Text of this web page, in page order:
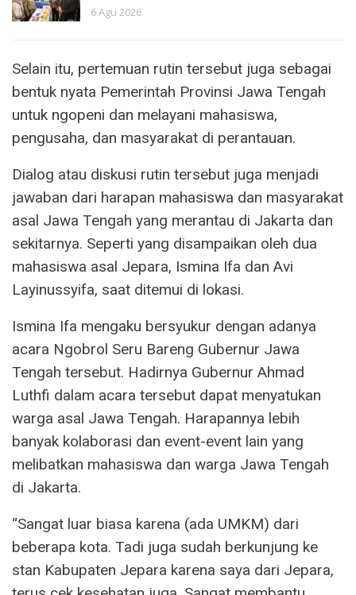
6 Agu 2026
Selain itu, pertemuan rutin tersebut juga sebagai
bentuk nyata Pemerintah Provinsi Jawa Tengah
untuk ngopeni dan melayani mahasiswa,
pengusaha, dan masyarakat di perantauan.
Dialog atau diskusi rutin tersebut juga menjadi
jawaban dari harapan mahasiswa dan masyarakat
asal Jawa Tengah yang merantau di Jakarta dan
sekitarnya. Seperti yang disampaikan oleh dua
mahasiswa asal Jepara, Ismina Ifa dan Avi
Layinussyifa, saat ditemui di lokasi.
Ismina Ifa mengaku bersyukur dengan adanya
acara Ngobrol Seru Bareng Gubernur Jawa
Tengah tersebut. Hadirnya Gubernur Ahmad
Luthfi dalam acara tersebut dapat menyatukan
warga asal Jawa Tengah. Harapannya lebih
banyak kolaborasi dan event-event lain yang
melibatkan mahasiswa dan warga Jawa Tengah
di Jakarta.
“Sangat luar biasa karena (ada UMKM) dari
beberapa kota. Tadi juga sudah berkunjung ke
stan Kabupaten Jepara karena saya dari Jepara,